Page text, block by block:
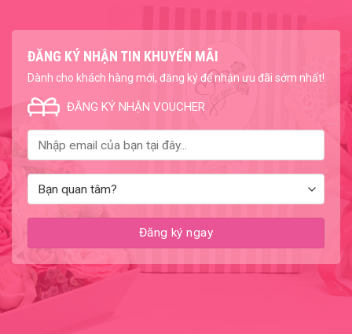
ĐĂNG KÝ NHẬN TIN KHUYẾN MÃI
Dành cho khách hàng mới, đăng ký để nhận ưu đãi sớm nhất!
ĐĂNG KÝ NHẬN VOUCHER